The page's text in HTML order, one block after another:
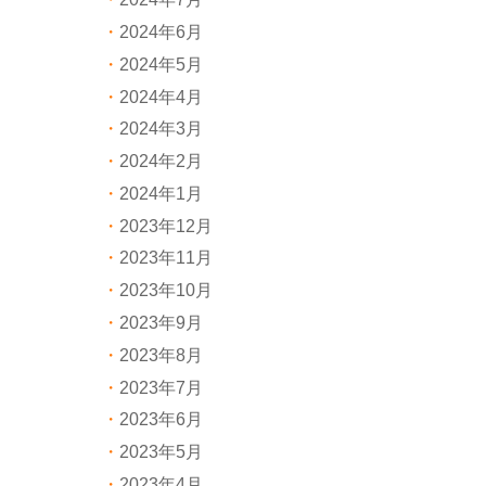
2024年6月
2024年5月
2024年4月
2024年3月
2024年2月
2024年1月
2023年12月
2023年11月
2023年10月
2023年9月
2023年8月
2023年7月
2023年6月
2023年5月